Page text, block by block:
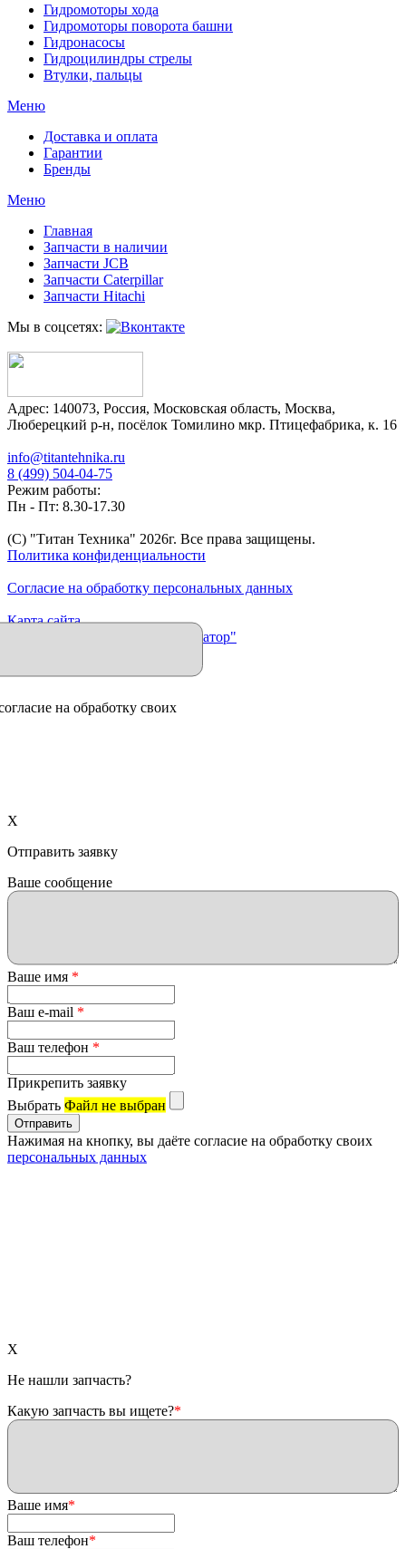
Гидромоторы хода
Гидромоторы поворота башни
Гидронасосы
Гидроцилиндры стрелы
Втулки, пальцы
Меню
Доставка и оплата
Гарантии
Бренды
Меню
Главная
Запчасти в наличии
Запчасти JCB
Запчасти Caterpillar
Запчасти Hitachi
Мы в соцсетях:
Адрес: 140073, Россия, Московская область, Москва,
Люберецкий р-н, посёлок Томилино мкр. Птицефабрика, к. 16
info@titantehnika.ru
8 (499) 504-04-75
Режим работы:
Пн - Пт: 8.30-17.30
(C) "Титан Техника" 2026г. Все права защищены.
Политика конфиденциальности
Согласие на обработку персональных данных
Карта сайта
Продвижение сайта "Иллюминатор"
на обработку своих
X
Отправить заявку
Ваше сообщение
Ваше имя *
Ваш e-mail *
Ваш телефон *
Прикрепить заявку
Выбрать Файл не выбран
Нажимая на кнопку, вы даёте согласие на обработку своих
персональных данных
X
Не нашли запчасть?
Какую запчасть вы ищете?*
Ваше имя*
Ваш телефон*